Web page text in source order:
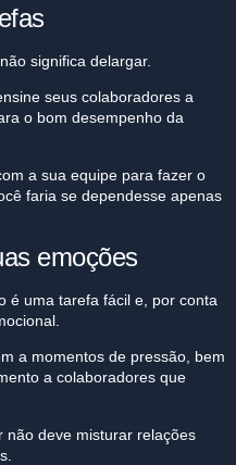
significa delargar.
seus colaboradores a
o bom desempenho da
a sua equipe para fazer o
faria se dependesse apenas
emoções
é uma tarefa fácil e, por conta
a momentos de pressão, bem
a colaboradores que
não deve misturar relações